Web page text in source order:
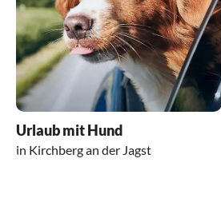
Urlaub mit Hund
in Kirchberg an der Jagst